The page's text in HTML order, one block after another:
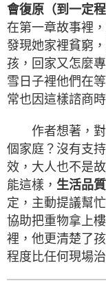
會復原（到一定程
在第一章故事裡
發現她家裡貧窮
孩，回家又怎麼
雪日子裡他們在
常也因這樣諮商
作者想著，對
個家庭？沒有支
效，大人也不是
能這樣， 生活品
定，主動提議幫
協助把重物拿上
裡，他更清楚了
程度比任何現場